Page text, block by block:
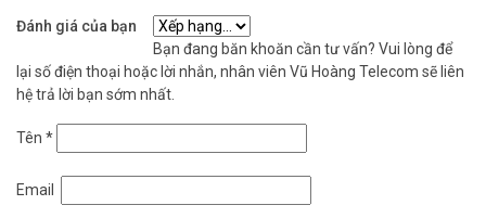
Đánh giá của bạn
Bạn đang băn khoăn cần tư vấn? Vui lòng để
lại số điện thoại hoặc lời nhắn, nhân viên Vũ Hoàng Telecom sẽ liên
hệ trả lời bạn sớm nhất.
Tên *
Email